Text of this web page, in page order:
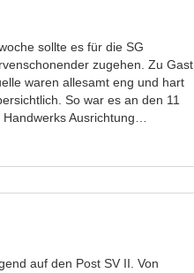
sollte es für die SG
zugehen. Zu Gast
waren allesamt eng und hart
So war es an den 11
Ausrichtung…
auf den Post SV II. Von